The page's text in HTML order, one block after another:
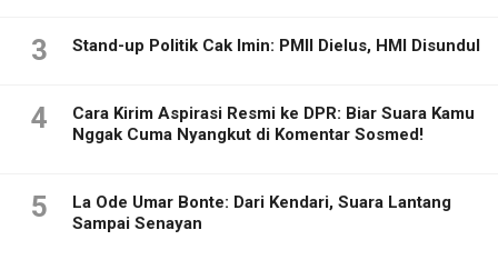
3 Stand-up Politik Cak Imin: PMII Dielus, HMI Disundul
4
Cara Kirim Aspirasi Resmi ke DPR: Biar Suara Kamu
Nggak Cuma Nyangkut di Komentar Sosmed!
5
La Ode Umar Bonte: Dari Kendari, Suara Lantang
Sampai Senayan